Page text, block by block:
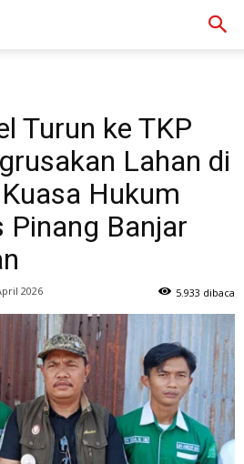
Turun ke TKP
Lahan di
Hukum
Pinang Banjar
2026 5.933 dibaca